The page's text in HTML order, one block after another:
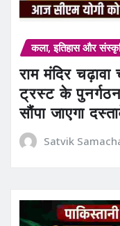
कला, इतिहास और
राम मंदिर चढ़ावा
ट्रस्ट के पुनर्गठन
सौंपा जाएगा
Satvik